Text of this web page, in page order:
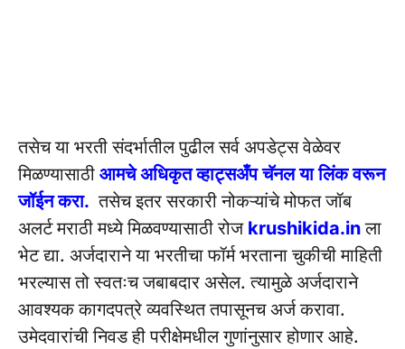
तसेच या भरती संदर्भातील पुढील सर्व अपडेट्स वेळेवर
मिळण्यासाठी आमचे अधिकृत व्हाट्सअँप चॅनल या लिंक वरून
जॉईन करा. तसेच इतर सरकारी नोकऱ्यांचे मोफत जॉब
अलर्ट मराठी मध्ये मिळवण्यासाठी रोज krushikida.inला
भेट द्या. अर्जदाराने या भरतीचा फॉर्म भरताना चुकीची माहिती
भरल्यास तो स्वतःच जबाबदार असेल. त्यामुळे अर्जदाराने
आवश्यक कागदपत्रे व्यवस्थित तपासूनच अर्ज करावा.
उमेदवारांची निवड ही परीक्षेमधील गुणांनुसार होणार आहे.